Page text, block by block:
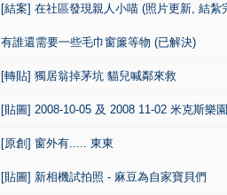
[結案] 在社區發現親人小喵 (照片更新, 結紮
有誰還需要一些毛巾窗簾等物 (已解決)
[轉貼] 獨居翁掉茅坑 貓兒喊鄰來救
[貼圖] 2008-10-05 及 2008 11-02 米克斯樂
[原創] 窗外有..... 東東
[貼圖] 新相機試拍照 - 麻豆為自家寶貝們